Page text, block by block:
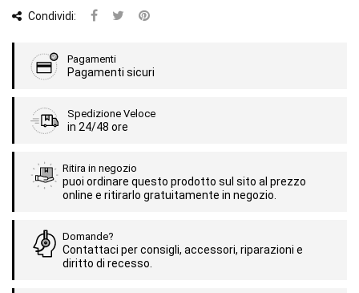
Condividi:
Pagamenti
Pagamenti sicuri
Spedizione Veloce
in 24/48 ore
Ritira in negozio
puoi ordinare questo prodotto sul sito al prezzo
online e ritirarlo gratuitamente in negozio.
Domande?
Contattaci per consigli, accessori, riparazioni e
diritto di recesso.